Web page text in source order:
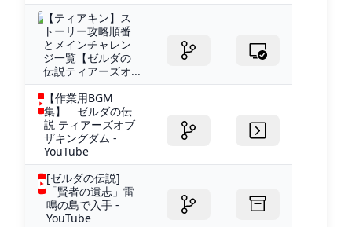
【ティアキン】ス
トーリー攻略順番
とメインチャレン
ジ一覧【ゼルダの
伝説ティアーズオ...
【作業用BGM
集】 ゼルダの伝
説 ティアーズオブ
ザキングダム -
YouTube
[ゼルダの伝説]
「賢者の遺志」雷
鳴の島で入手 -
YouTube